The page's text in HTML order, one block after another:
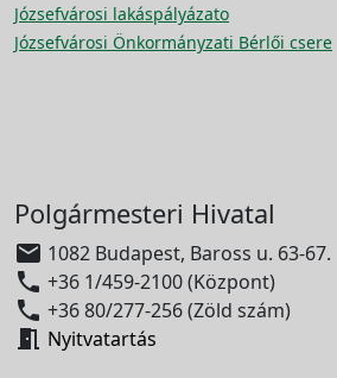
Józsefvárosi lakáspályázato
Józsefvárosi Önkormányzati Bérlői csere
Polgármesteri Hivatal
 1082 Budapest, Baross u. 63-67.
 +36 1/459-2100 (Központ)
 +36 80/277-256 (Zöld szám)
 Nyitvatartás